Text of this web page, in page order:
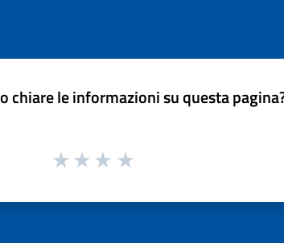
chiare le informazioni su questa